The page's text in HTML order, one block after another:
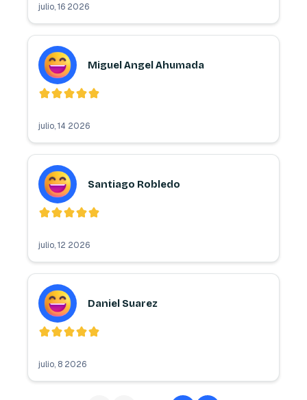
julio, 16 2026
Miguel Angel Ahumada
julio, 14 2026
Santiago Robledo
julio, 12 2026
Daniel Suarez
julio, 8 2026